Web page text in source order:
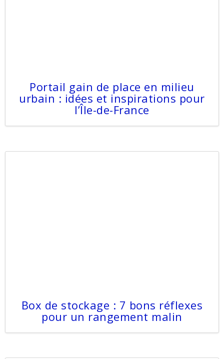
Portail gain de place en milieu
urbain : idées et inspirations pour
l’Île-de-France
Box de stockage : 7 bons réflexes
pour un rangement malin